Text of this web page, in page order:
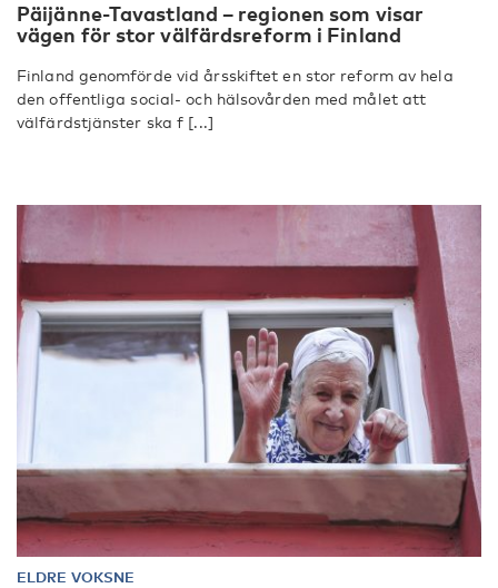
Päijänne-Tavastland – regionen som visar
vägen för stor välfärdsreform i Finland
Finland genomförde vid årsskiftet en stor reform av hela
den offentliga social- och hälsovården med målet att
välfärdstjänster ska f [...]
ELDRE VOKSNE